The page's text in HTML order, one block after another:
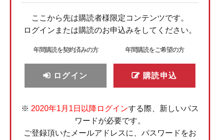
ここから先は購読者様限定コンテンツです。
ログインまたは購読のお申込みをしてください。
年間購読を契約済みの方
ログイン
年間購読をご希望の方
購読申込
※ 2020年1月1日以降ログインする際、新しいパス
ワードが必要です。
ご登録頂いたメールアドレスに、パスワードをお